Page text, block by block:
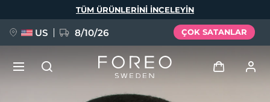
TÜM ÜRÜNLERINI INCELEYIN
US 8/10/26 ÇOK SATANLAR